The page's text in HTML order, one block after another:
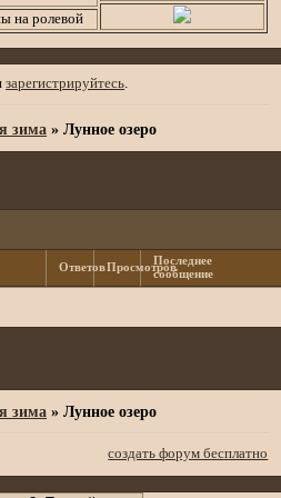
на ролевой
зарегистрируйтесь.
зима »Лунное озеро
ОтветовПросмотровПоследнее
сообщение
зима »Лунное озеро
создать форум бесплатно